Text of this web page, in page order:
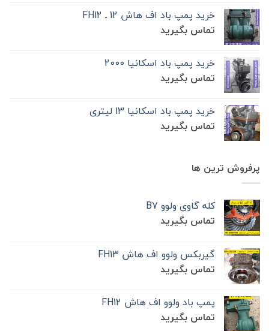
خرید پمپ باد اف هاش 12 ـ FH12
تماس بگیرید
خرید پمپ باد اسکانیا 2000
تماس بگیرید
خرید پمپ باد اسکانیا 13 لیتری
تماس بگیرید
پرفروش ترین ها
کله گاوی ولوو B7
تماس بگیرید
گیربکس ولوو اف هاش FH13
تماس بگیرید
پمپ باد ولوو اف هاش FH12
تماس بگیرید